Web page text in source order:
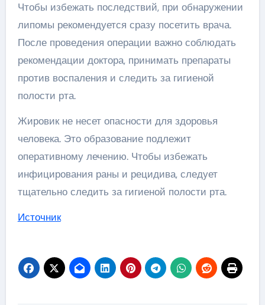
Чтобы избежать последствий, при обнаружении
липомы рекомендуется сразу посетить врача.
После проведения операции важно соблюдать
рекомендации доктора, принимать препараты
против воспаления и следить за гигиеной
полости рта.
Жировик не несет опасности для здоровья
человека. Это образование подлежит
оперативному лечению. Чтобы избежать
инфицирования раны и рецидива, следует
тщательно следить за гигиеной полости рта.
Источник